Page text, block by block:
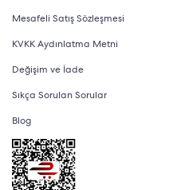
Mesafeli Satış Sözleşmesi
KVKK Aydınlatma Metni
Değişim ve İade
Sıkça Sorulan Sorular
Blog